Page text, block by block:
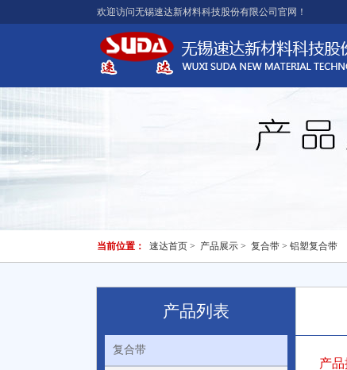
欢迎访问无锡速达新材料科技股份有限公司官网！
当前位置： 速达首页 > 产品展示 > 复合带 > 铝塑复合带
产品列表
复合带
产